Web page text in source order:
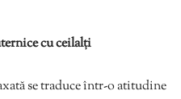
cu ceilalți
se traduce într-o atitudine